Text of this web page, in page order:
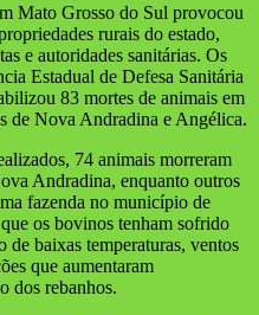
Mato Grosso do Sul provocou
rurais do estado,
e autoridades sanitárias. Os
Estadual de Defesa Sanitária
83 mortes de animais em
de Nova Andradina e Angélica.
74 animais morreram
Andradina, enquanto outros
fazenda no município de
os bovinos tenham sofrido
de baixas temperaturas, ventos
que aumentaram
dos rebanhos.